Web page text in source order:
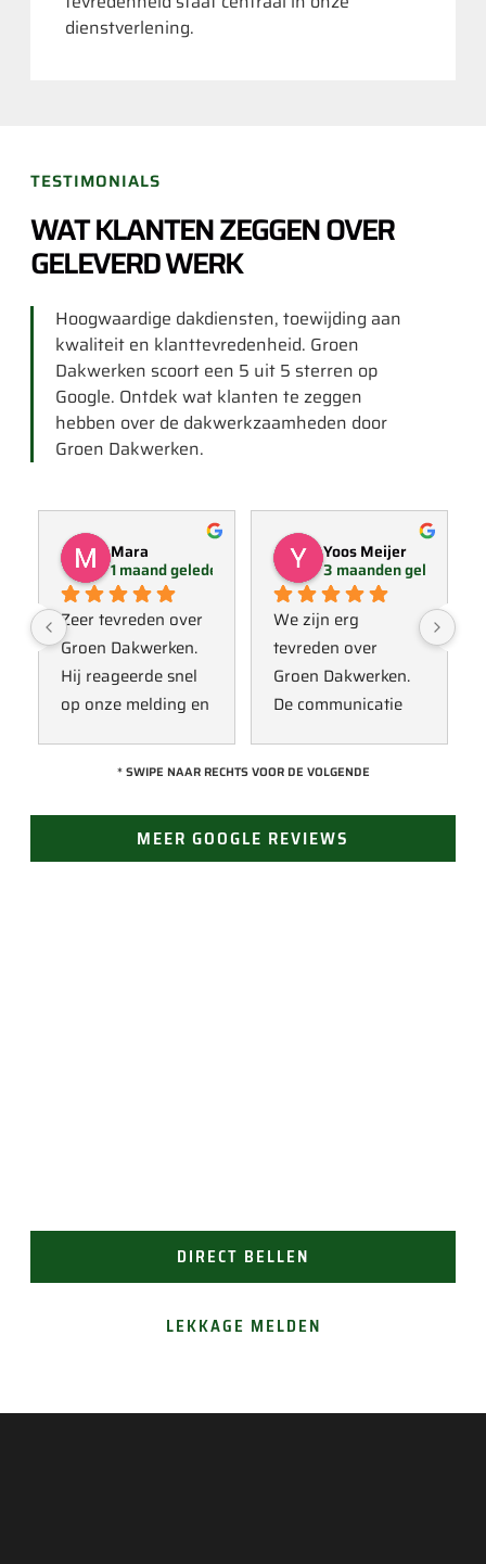
dienstverlening.
TESTIMONIALS
WAT KLANTEN ZEGGEN OVER
GELEVERD WERK
Hoogwaardige dakdiensten, toewijding aan
kwaliteit en klanttevredenheid. Groen
Dakwerken scoort een 5 uit 5 sterren op
Google. Ontdek wat klanten te zeggen
hebben over de dakwerkzaamheden door
Groen Dakwerken.
Mara
1 maand geleden
Zeer tevreden over
Groen Dakwerken.
Hij reageerde snel
op onze melding en
een collega kijken
Omdat een
definitieve reparatie
Yoos Meijer
3 maanden geleden
We zijn erg
tevreden over
Groen Dakwerken.
De communicatie
met Jan, hij heeft
vak en werkt snel &
zorgvuldig. Echt
* SWIPE NAAR RECHTS VOOR DE VOLGENDE
MEER GOOGLE REVIEWS
DIRECT BELLEN
LEKKAGE MELDEN